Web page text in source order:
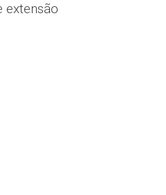
extensão